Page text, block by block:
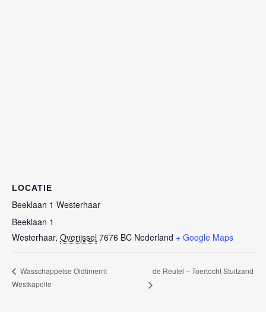
LOCATIE
Beeklaan 1 Westerhaar
Beeklaan 1
Westerhaar, Overijssel 7676 BC Nederland + Google Maps
Wasschappelse Oldtimerrit
Westkapelle
de Reutel – Toertocht Stuifzand